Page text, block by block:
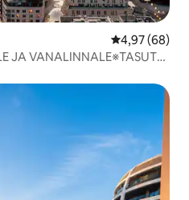
Keskmine
4,97 (68)
JA VANALINNALE※TASUTA